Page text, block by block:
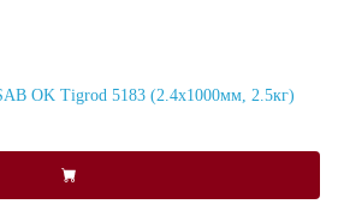
OK Tigrod 5183 (2.4x1000мм, 2.5кг)